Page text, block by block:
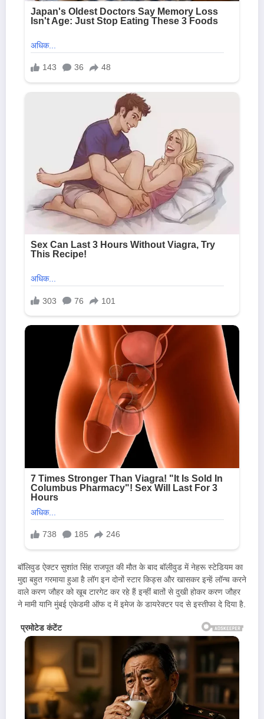
बॉलिवुड ऐक्टर सुशांत सिंह राजपूत की मौत के बाद बॉलीवुड में नेहरू स्टेडियम का
मुद्दा बहुत गरमाया हुआ है लॉग इन दोनों स्टार किड्स और खासकर इन्हें लॉन्च करने
वाले करण जौहर को खूब टारगेट कर रहे हैं इन्हीं बातों से दुखी होकर करण जौहर
ने मामी यानि मुंबई एकेडमी ऑफ द में इमेज के डायरेक्टर पद से इस्तीफा दे दिया है.